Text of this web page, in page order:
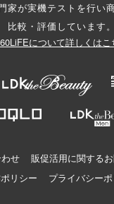
家が実機テストを行い
比較・評価しています。
について詳しくはこ
せ
販促活用に関する
リシー
プライバシー